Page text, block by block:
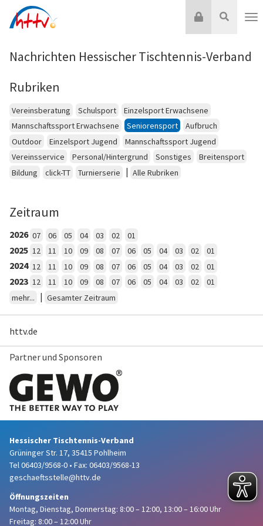
Inhalt
Suche
Login
Nachrichten Hessischer Tischtennis-Verband
Rubriken
Vereinsberatung Schulsport
Einzelsport Erwachsene
Mannschaftssport Erwachsene
Seniorensport
Aufbruch
Outdoor
Einzelsport Jugend
Mannschaftssport Jugend
Vereinsservice
Personal/Hintergrund Sonstiges
Breitensport
Bildung
click-TT Turnierserie | Alle Rubriken
Zeitraum
2026 07 06 05 04 03 02 01
2025 12 11 10 09 08 07 06 05 04 03 02 01
2024 12 11 10 09 08 07 06 05 04 03 02 01
2023 12 11 10 09 08 07 06 05 04 03 02
01
mehr...
| Gesamter Zeitraum
httv.de
Partner und Sponsoren
Hessischer Tischtennis-Verband
Grüninger Str. 17, 35415 Pohlheim
Tel 06403/9568-0 • Fax: 06403/9568-13
geschaeftsstelle@httv.de
Öffnungszeiten
Montag, Dienstag, Donnerstag: 8:00 – 12:00, 13:00 – 16:00 Uhr
Freitag: 8:00 – 12:00 Uhr